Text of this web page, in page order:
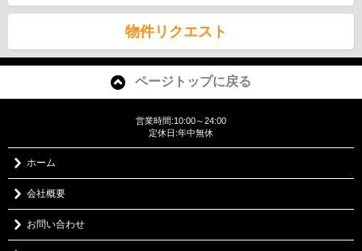
物件リクエスト
ページトップに戻る
営業時間:10:00～24:00
定休日:年中無休
ホーム
会社概要
お問い合わせ